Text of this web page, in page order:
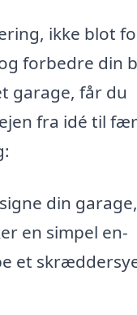
ikke blot
forbedre din
garage, får du
fra idé til
din
en simpel en-
et